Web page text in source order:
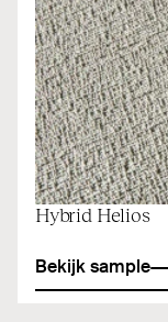
Hybrid Helios
Bekijk sample